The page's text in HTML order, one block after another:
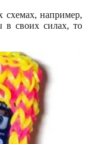
схемах, например,
в своих силах, то